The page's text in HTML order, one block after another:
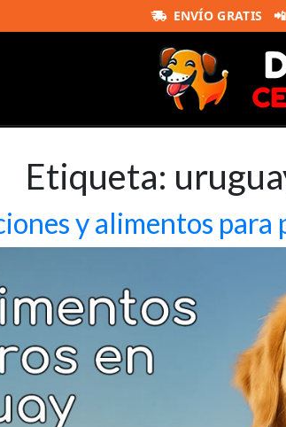
ENVÍO GRATIS
Etiqueta:
y alimentos para